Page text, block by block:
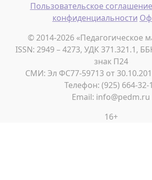
Пользовательское соглашение
конфиденциальности
© 2014-2026 «Педагогическое
ISSN: 2949 – 4273, УДК 371.321.1,
знак П24
СМИ: Эл ФС77-59713 от
Телефон: (925) 664-32-
Email: info@pedm.ru
16+